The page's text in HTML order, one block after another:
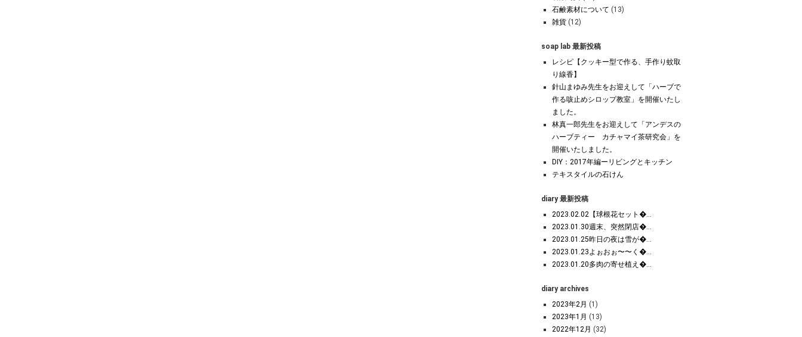
石鹸素材について (13)
雑貨 (12)
soap lab 最新投稿
レシピ【クッキー型で作る、手作り蚊取
り線香】
針山まゆみ先生をお迎えして「ハーブで
作る咳止めシロップ教室」を開催いたし
ました。
林真一郎先生をお迎えして「アンデスの
ハーブティー カチャマイ茶研究会」を
開催いたしました。
DIY：2017年編ーリビングとキッチン
テキスタイルの石けん
diary 最新投稿
2023.02.02【球根花セット�...
2023.01.30週末、突然閉店�...
2023.01.25昨日の夜は雪が�...
2023.01.23よぉおぉ〜〜く�...
2023.01.20多肉の寄せ植え�...
diary archives
2023年2月 (1)
2023年1月 (13)
2022年12月 (32)